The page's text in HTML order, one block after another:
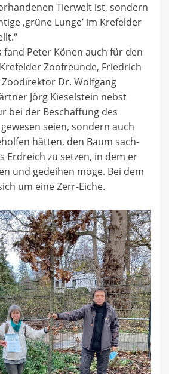
Tierwelt ist, sondern
‚grüne Lunge’ im Krefelder
fand Peter Könen auch für den
Zoofreunde, Friedrich
Dr. Wolfgang
Jörg Kieselstein nebst
bei der Beschaffung des
seien, sondern auch
hätten, den Baum sach-
Erdreich zu setzen, in dem er
und gedeihen möge. Bei dem
um eine Zerr-Eiche.